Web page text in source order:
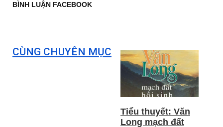
BÌNH LUẬN FACEBOOK
CÙNG CHUYÊN MỤC
Tiểu thuyết: Văn
Long mạch đất